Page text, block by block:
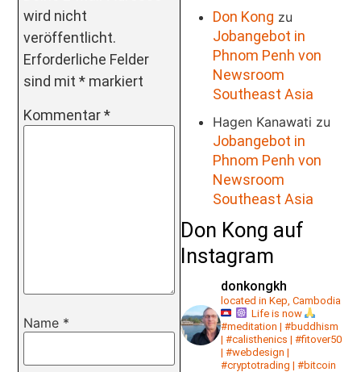
wird nicht
veröffentlicht.
Erforderliche Felder
sind mit* markiert
Kommentar*
Name *
Don Kong zu
Jobangebot in
Phnom Penh von
Newsroom
Southeast Asia
Hagen Kanawati zu
Jobangebot in
Phnom Penh von
Newsroom
Southeast Asia
Don Kong auf
Instagram
donkongkh
located in Kep, Cambodia
Life is now
#meditation | #buddhism
| #calisthenics | #fitover50
| #webdesign |
#cryptotrading | #bitcoin